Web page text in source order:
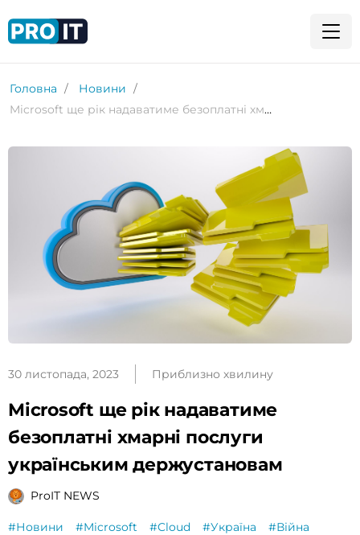
Головна
Новини
Microsoft ще рік надаватиме безоплатні хмарні послуги українським держустановам
30 листопада, 2023 Приблизно хвилину
Microsoft ще рік надаватиме
безоплатні хмарні послуги
українським держустановам
ProIT NEWS
#Новини #Microsoft #Cloud #Україна
#Війна